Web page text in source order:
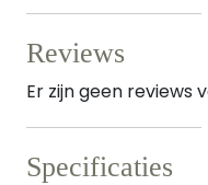
Reviews
Er zijn geen reviews
Specificaties